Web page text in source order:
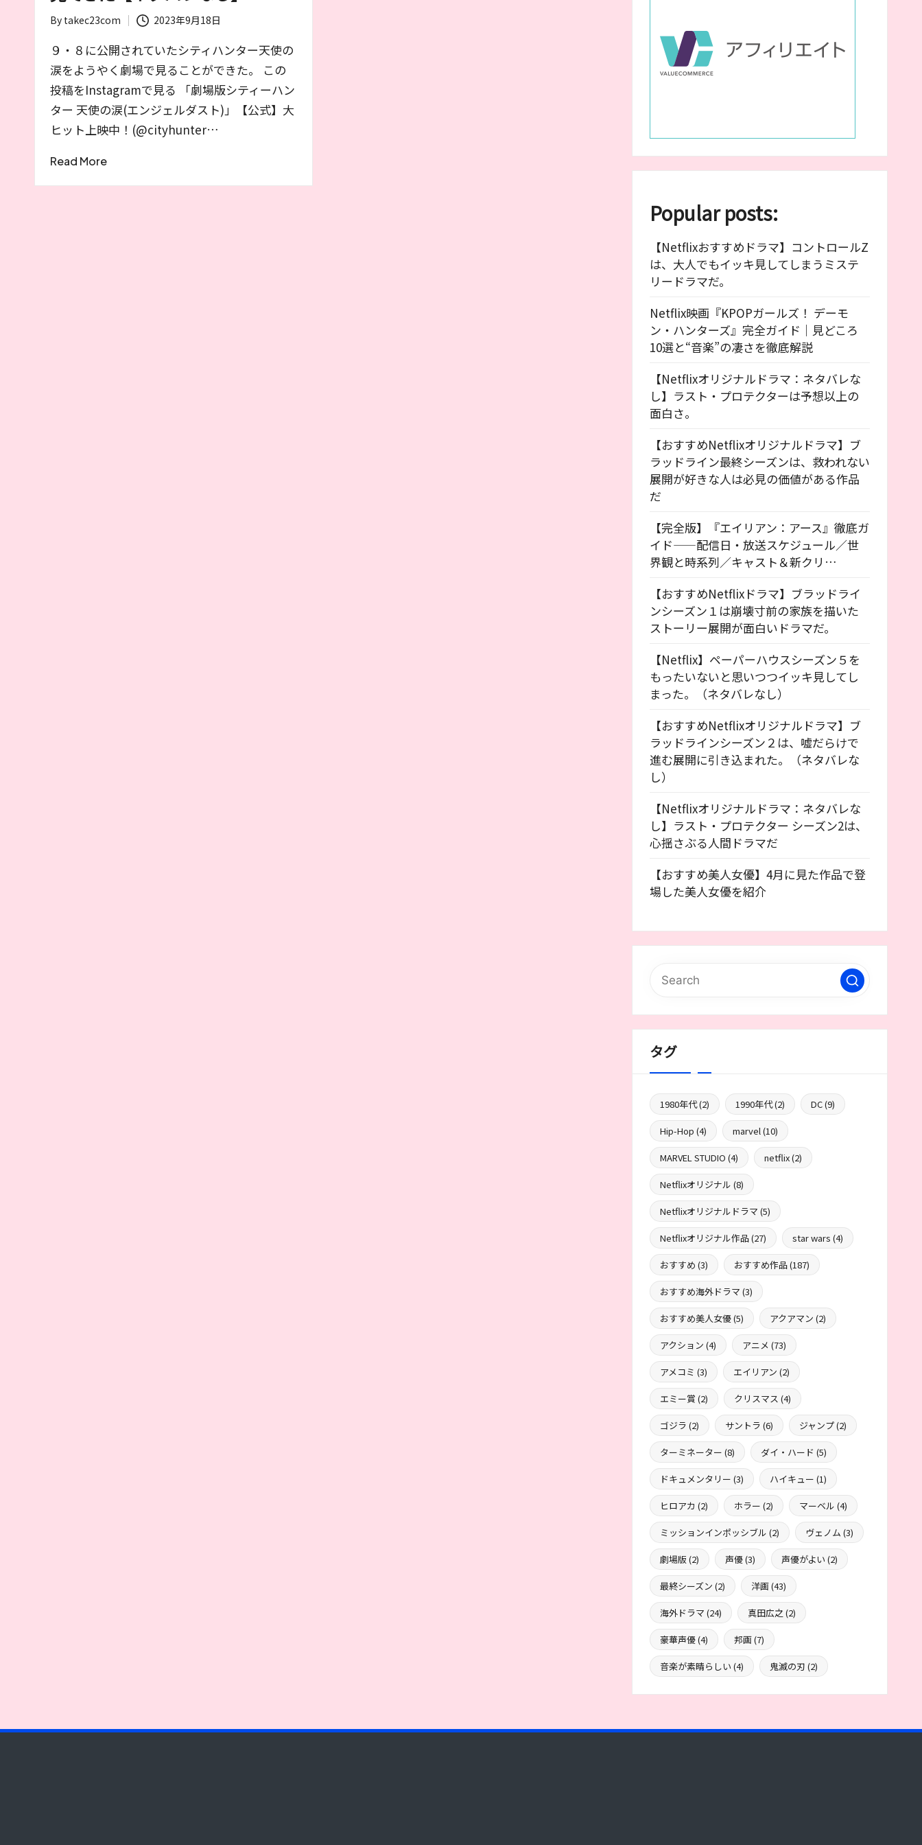
作
Posted
by
By takec23com 2023年9月18日
９・８に公開されていたシティハンター天使の
涙をようやく劇場で見ることができた。 この
投稿をInstagramで見る 「劇場版シティーハン
ター 天使の涙(エンジェルダスト)」【公式】大
ヒット上映中！(@cityhunter…
Read More
Popular posts:
【Netflixおすすめドラマ】コントロールZ
は、大人でもイッキ見してしまうミステ
リードラマだ。
Netflix映画『KPOPガールズ！ デーモ
ン・ハンターズ』完全ガイド｜見どころ
10選と“音楽”の凄さを徹底解説
【Netflixオリジナルドラマ：ネタバレな
し】ラスト・プロテクターは予想以上の
面白さ。
【おすすめNetflixオリジナルドラマ】ブ
ラッドライン最終シーズンは、救われない
展開が好きな人は必見の価値がある作品
だ
【完全版】『エイリアン：アース』徹底ガ
イド——配信日・放送スケジュール／世
界観と時系列／キャスト＆新クリ…
【おすすめNetflixドラマ】ブラッドライ
ンシーズン１は崩壊寸前の家族を描いた
ストーリー展開が面白いドラマだ。
【Netflix】ペーパーハウスシーズン５を
もったいないと思いつつイッキ見してし
まった。（ネタバレなし）
【おすすめNetflixオリジナルドラマ】ブ
ラッドラインシーズン２は、嘘だらけで
進む展開に引き込まれた。（ネタバレな
し）
【Netflixオリジナルドラマ：ネタバレな
し】ラスト・プロテクター シーズン2は、
心揺さぶる人間ドラマだ
【おすすめ美人女優】4月に見た作品で登
場した美人女優を紹介
タグ
1980年代(2) 1990年代(2) DC(9)
Hip-Hop (4) marvel(10)
MARVEL STUDIO (4) netflix(2)
Netflixオリジナル (8)
Netflixオリジナルドラマ (5)
Netflixオリジナル作品(27) star wars (4)
おすすめ (3) おすすめ作品(187)
おすすめ海外ドラマ (3)
おすすめ美人女優(5) アクアマン (2)
アクション (4) アニメ (73)
アメコミ (3) エイリアン (2)
エミー賞 (2) クリスマス (4)
ゴジラ (2) サントラ (6) ジャンプ(2)
ターミネーター (8) ダイ・ハード (5)
ドキュメンタリー (3) ハイキュー (1)
ヒロアカ (2) ホラー (2) マーベル (4)
ミッションインポッシブル (2) ヴェノム (3)
劇場版 (2) 声優(3) 声優がよい (2)
最終シーズン (2) 洋画(43)
海外ドラマ (24) 真田広之 (2)
豪華声優(4) 邦画(7)
音楽が素晴らしい (4) 鬼滅の刃 (2)